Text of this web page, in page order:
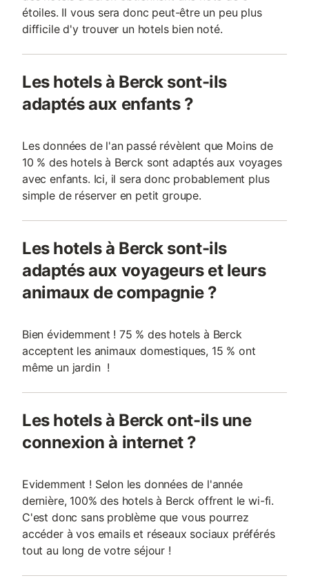
étoiles. Il vous sera donc peut-être un peu plus
difficile d'y trouver un hotels bien noté.
Les hotels à Berck sont-ils
adaptés aux enfants ?
Les données de l'an passé révèlent que Moins de
10 % des hotels à Berck sont adaptés aux voyages
avec enfants. Ici, il sera donc probablement plus
simple de réserver en petit groupe.
Les hotels à Berck sont-ils
adaptés aux voyageurs et leurs
animaux de compagnie ?
Bien évidemment ! 75 % des hotels à Berck
acceptent les animaux domestiques, 15 % ont
même un jardin !
Les hotels à Berck ont-ils une
connexion à internet ?
Evidemment ! Selon les données de l'année
dernière, 100% des hotels à Berck offrent le wi-fi.
C'est donc sans problème que vous pourrez
accéder à vos emails et réseaux sociaux préférés
tout au long de votre séjour !